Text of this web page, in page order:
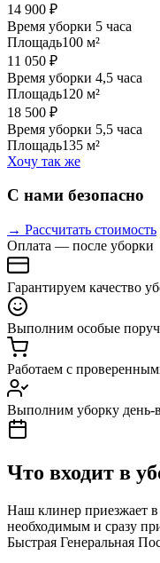
14 900 ₽
Время уборки 5 часа
Площадь100 м²
11 050 ₽
Время уборки 4,5 часа
Площадь120 м²
18 500 ₽
Время уборки 5,5 часа
Площадь135 м²
Хочу так же
С нами безопасно
→ Рассчитать стоимость
Оплата — после уборки
Гарантируем качество
Выполним особые
Работаем с
Выполним уборку день-
Что входит в
Наш клинер приезжает в
необходимым и сразу
Быстрая Генеральная